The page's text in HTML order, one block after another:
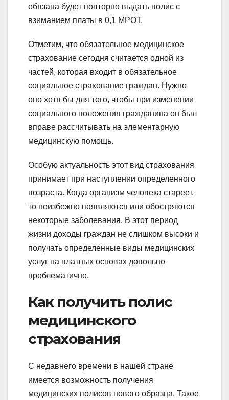
обязана будет повторно выдать полис с
взиманием платы в 0,1 МРОТ.
Отметим, что обязательное медицинское
страхование сегодня считается одной из
частей, которая входит в обязательное
социальное страхование граждан. Нужно
оно хотя бы для того, чтобы при изменении
социального положения гражданина он был
вправе рассчитывать на элементарную
медицинскую помощь.
Особую актуальность этот вид страхования
принимает при наступлении определенного
возраста. Когда организм человека стареет,
то неизбежно появляются или обостряются
некоторые заболевания. В этот период
жизни доходы граждан не слишком высоки и
получать определенные виды медицинских
услуг на платных основах довольно
проблематично.
Как получить полис
медицинского
страхования
С недавнего времени в нашей стране
имеется возможность получения
медицинских полисов нового образца. Такое